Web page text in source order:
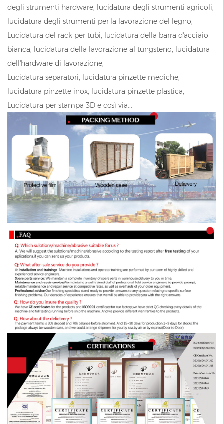
degli strumenti hardware, lucidatura degli strumenti agricoli,
lucidatura degli strumenti per la lavorazione del legno,
Lucidatura del rack per tubi, lucidatura della barra d'acciaio
bianca, lucidatura della lavorazione al tungsteno, lucidatura
dell'hardware di lavorazione,
Lucidatura separatori, lucidatura pinzette mediche,
lucidatura pinzette inox, lucidatura pinzette plastica,
Lucidatura per stampa 3D e così via...